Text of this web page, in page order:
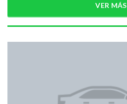
VER MÁS